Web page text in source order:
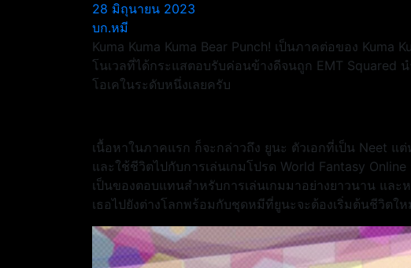
28 มิถุนายน 2023
บก.หมี
Kuma Kuma Kuma Bear Punch! เป็นภาคต่อของ Kuma
โนเวลที่ได้กระแสตอบรับค่อนข้างดีจนถูก EMT Squared
โอเคในระดับหนึ่งเลยครับ
เนื้อหาในภาคแรก ก็จะกล่าวถึง ยูนะ ตัวเอกที่เป็น Neet แต่
และใช้ชีวิตไปกับการเล่นเกมโปรด World Fantasy
เป็นของตอบแทนสำหรับการเล่นเกมมาอย่างยาวนาน และ
เธอไปยังต่างโลกพร้อมกับชุดหมีที่ยูนะจะต้องเริ่มต้นชีวิตใ